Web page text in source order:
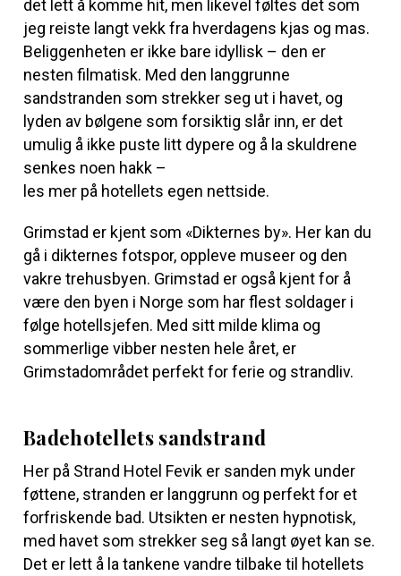
det lett å komme hit, men likevel føltes det som
jeg reiste langt vekk fra hverdagens kjas og mas.
Beliggenheten er ikke bare idyllisk – den er
nesten filmatisk. Med den langgrunne
sandstranden som strekker seg ut i havet, og
lyden av bølgene som forsiktig slår inn, er det
umulig å ikke puste litt dypere og å la skuldrene
senkes noen hakk –
les mer på hotellets egen nettside.
Grimstad er kjent som «Dikternes by». Her kan du
gå i dikternes fotspor, oppleve museer og den
vakre trehusbyen. Grimstad er også kjent for å
være den byen i Norge som har flest soldager i
følge hotellsjefen. Med sitt milde klima og
sommerlige vibber nesten hele året, er
Grimstadområdet perfekt for ferie og strandliv.
Badehotellets sandstrand
Her på Strand Hotel Fevik er sanden myk under
føttene, stranden er langgrunn og perfekt for et
forfriskende bad. Utsikten er nesten hypnotisk,
med havet som strekker seg så langt øyet kan se.
Det er lett å la tankene vandre tilbake til hotellets